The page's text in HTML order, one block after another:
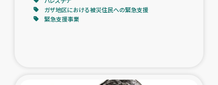
ガザ地区における羊の畜産支援
ガザ地区酪農を通した女性グループの生計支援
ガザ地区における被災住民への緊急支援
緊急支援事業